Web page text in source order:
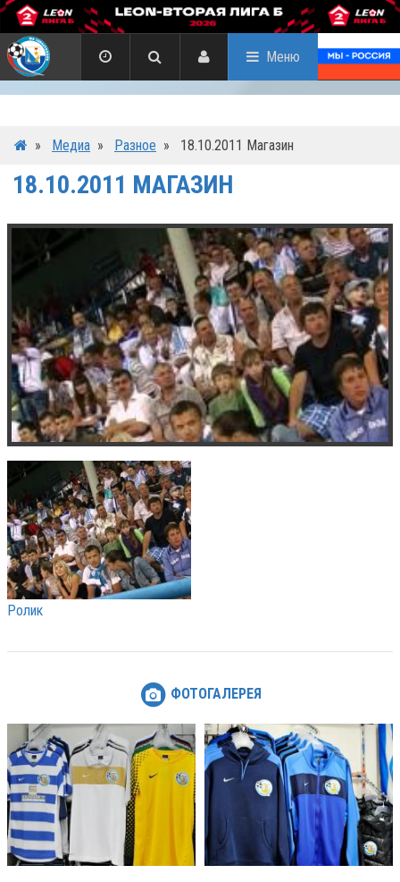
Меню
» Медиа » Разное » 18.10.2011 Магазин
18.10.2011 МАГАЗИН
Ролик
ФОТОГАЛЕРЕЯ